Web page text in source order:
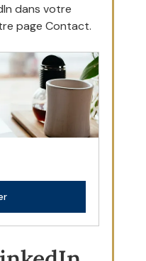
dans votre
page Contact.